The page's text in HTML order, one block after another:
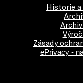
Historie a
Zásady
ePrivacy -